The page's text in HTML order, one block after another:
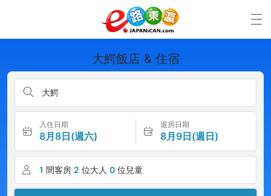
大鰐飯店 & 住宿
大鰐
入住日期
8月8日(週六)
退房日期
8月9日(週日)
1 間客房 2 位大人 0 位兒童